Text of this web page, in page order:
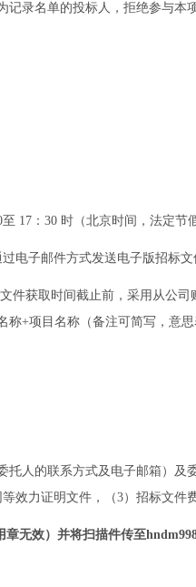
记录名单的投标人，拒绝参与本
至 17：30 时（北京时间，法定节
电子邮件方式发送电子版招标文
件获取时间截止前，采用从公司
称+项目名称（备注可简写，意思
托人的联系方式及电子邮箱）及
效力证明文件，（3）招标文件
无效）并将扫描件传至